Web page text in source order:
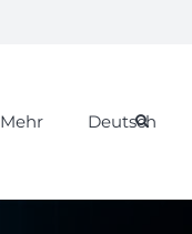
Mehr Deutsch